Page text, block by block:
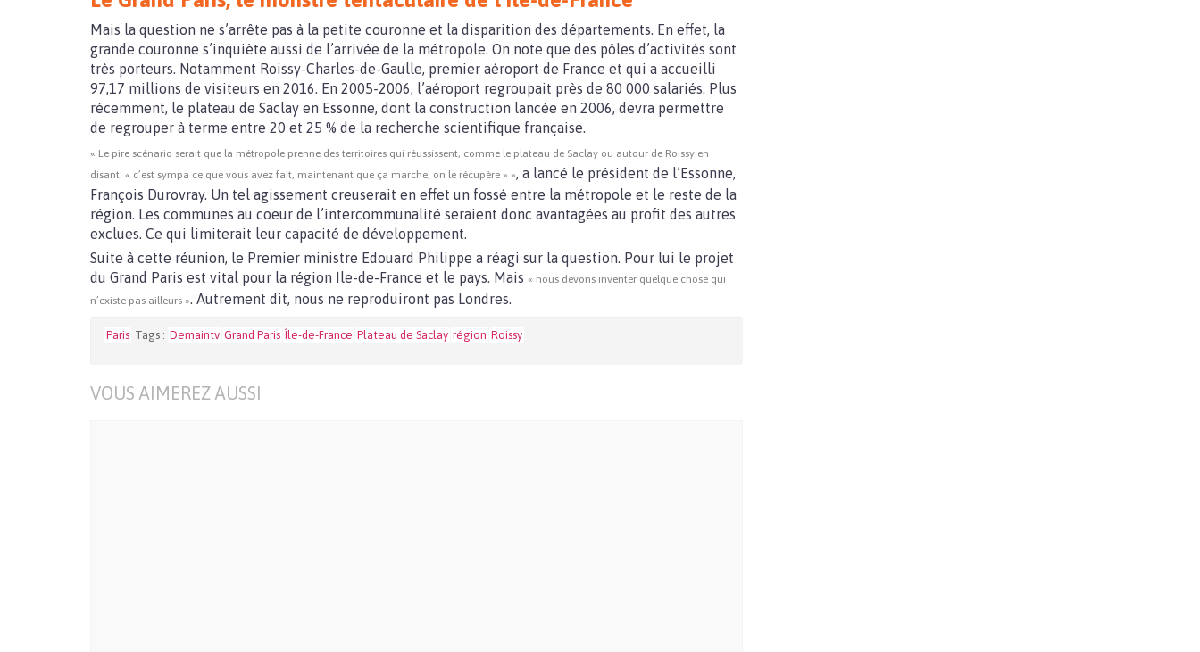
Mais la question ne s’arrête pas à la petite couronne et la disparition des départements. En effet, la
grande couronne s’inquiète aussi de l’arrivée de la métropole. On note que des pôles d’activités sont
très porteurs. Notamment Roissy-Charles-de-Gaulle, premier aéroport de France et qui a accueilli
97,17 millions de visiteurs en 2016. En 2005-2006, l’aéroport regroupait près de 80 000 salariés. Plus
récemment, le plateau de Saclay en Essonne, dont la construction lancée en 2006, devra permettre
de regrouper à terme entre 20 et 25 % de la recherche scientifique française.
« Le pire scénario serait que la métropole prenne des territoires qui réussissent, comme le plateau de Saclay ou autour de Roissy en
disant: « c’est sympa ce que vous avez fait, maintenant que ça marche, on le récupère » », a lancé le président de l’Essonne,
François Durovray. Un tel agissement creuserait en effet un fossé entre la métropole et le reste de la
région. Les communes au coeur de l’intercommunalité seraient donc avantagées au profit des autres
exclues. Ce qui limiterait leur capacité de développement.
Suite à cette réunion, le Premier ministre Edouard Philippe a réagi sur la question. Pour lui le projet
du Grand Paris est vital pour la région Ile-de-France et le pays. Mais « nous devons inventer quelque chose qui
n’existe pas ailleurs ». Autrement dit, nous ne reproduiront pas Londres.
Paris Tags : Demaintv Grand Paris Île-de-France Plateau de Saclay région Roissy
VOUS AIMEREZ AUSSI